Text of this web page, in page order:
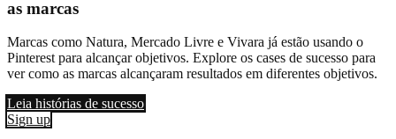
as marcas
Marcas como Natura, Mercado Livre e Vivara já estão usando o
Pinterest para alcançar objetivos. Explore os cases de sucesso para
ver como as marcas alcançaram resultados em diferentes objetivos.
Leia histórias de sucesso
Sign up